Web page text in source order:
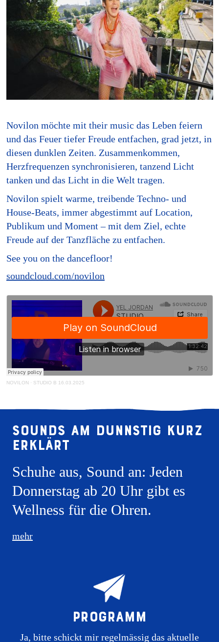
Novilon möchte mit their music das Leben feiern
und das Feuer tiefer Freude entfachen, grad jetzt, in
diesen dunklen Zeiten. Zusammenkommen,
Herzfrequenzen synchronisieren, tanzend Licht
tanken und das Licht in die Welt tragen.
Novilon spielt warme, treibende Techno- und
House-Beats, immer abgestimmt auf Location,
Publikum und Moment – mit dem Ziel, echte
Freude auf der Tanzfläche zu entfachen.
See you on the dancefloor!
soundcloud.com/novilon
NOVILON · STUDIO B 16.03.2025
Sounds am Dunnstig kurz
erklärt
Schuhe aus, Sound an: Jeden
Donnerstag ab 20 Uhr gibt es
Wellness für die Ohren.
mehr
Programm
Ja, bitte schickt mir regelmässig das aktuelle